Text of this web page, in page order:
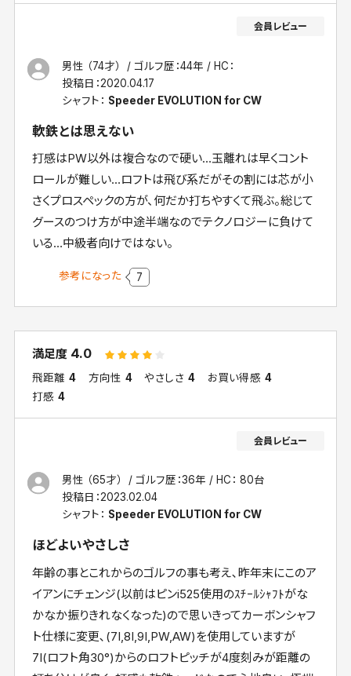
男性 （74才） ゴルフ歴：44年
HC：
投稿日：2020.04.17
シャフト： Speeder EVOLUTION for CW
軟鉄とは思えない
打感はPW以外は複合なので硬い…玉離れは早くコント
ロールが難しい…ロフトは飛び系だがその割には芯が小
さくプロスペックの方が、何だか打ちやすくて飛ぶ。総じて
グースのつけ方が中途半端なのでテクノロジーに負けて
いる…中級者向けではない。
参考になった 7
満足度 4.0
飛距離 4 方向性 4 やさしさ 4 お買い得感 4
打感 4
男性 （65才） ゴルフ歴：36年
HC： 80台
投稿日：2023.02.04
シャフト： Speeder EVOLUTION for CW
ほどよいやさしさ
年齢の事とこれからのゴルフの事も考え､昨年末にこのア
イアンにチェンジ(以前はピンi525使用のｽﾁｰﾙｼｬﾌﾄがな
かなか振りきれなくなった)ので思いきってカーボンシャフ
ト仕様に変更､(7I,8I,9I,PW,AW)を使用していますが
7I(ロフト角30°)からのロフトピッチが4度刻みが距離の